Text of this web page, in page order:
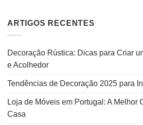
ARTIGOS RECENTES
Decoração Rústica: Dicas para Criar
e Acolhedor
Tendências de Decoração 2025 para
Loja de Móveis em Portugal: A Melhor
Casa